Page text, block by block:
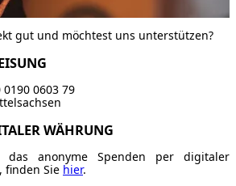
gut und möchtest uns unterstützen?
0190 0603 79
WÄHRUNG
das anonyme Spenden per digitaler
finden Sie hier.